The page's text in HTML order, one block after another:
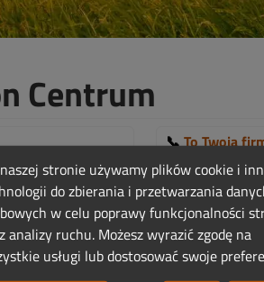
Centrum
📞To Twoja
Więcej
Jeśli jest to
TUTAJ!.
stronie używamy plików cookie i
do zbierania i przetwarzania
w celu poprawy funkcjonalności
analizy ruchu. Możesz wyrazić zgodę na
usługi lub dostosować swoje